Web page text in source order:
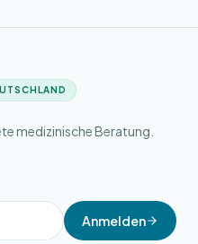
medizinische Beratung.
Anmelden